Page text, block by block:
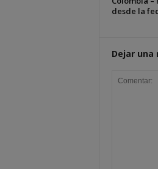
desde la
Dejar una